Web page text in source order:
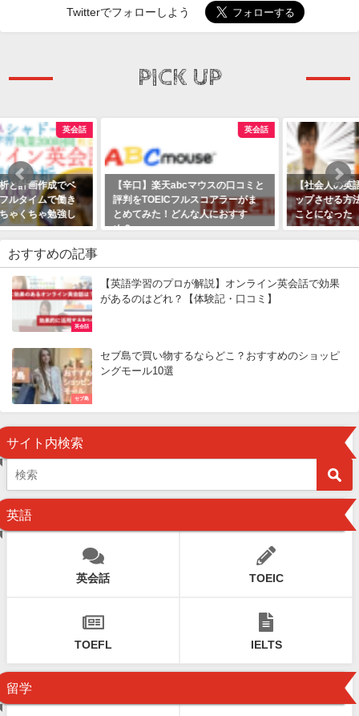
Twitterでフォローしよう
PICK UP
【辛口】楽天abcマウスの口コミと
評判をTOEICフルスコアラーがま
とめてみた！どんな人におすす
め？
英会話
【社会人の英語勉強】“集中力をア
ップさせる方法”を試したら大変な
ことになった
おすすめの記事
英会話
【英語学習のプロが解説】オンライン英会話で効果
があるのはどれ？【体験記・口コミ】
セブ島
セブ島で買い物するならどこ？おすすめのショッピ
ングモール10選
サイト内検索
英語
英会話 TOEIC
TOEFL IELTS
留学